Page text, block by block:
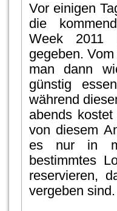
Vor einigen
die
Week 2011
gegeben.
man dann
günstig
während
abends
von diesem
es nur in
bestimmtes
reservieren,
vergeben sind.